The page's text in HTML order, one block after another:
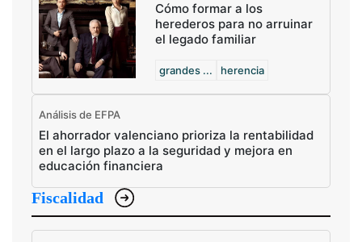
Cómo formar a los
herederos para no arruinar
el legado familiar
grandes ... herencia
Análisis de EFPA
El ahorrador valenciano prioriza la rentabilidad
en el largo plazo a la seguridad y mejora en
educación financiera
Fiscalidad